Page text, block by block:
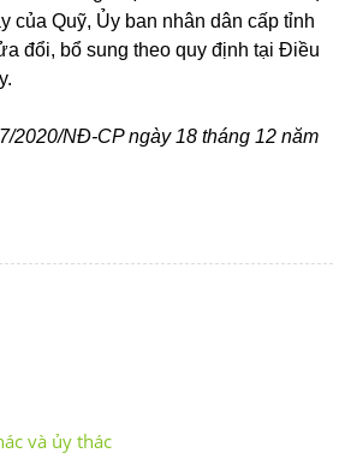
của Quỹ, Ủy ban nhân dân cấp tỉnh
đổi, bổ sung theo quy định tại Điều
2020/NĐ-CP ngày 18 tháng 12 năm
và ủy thác